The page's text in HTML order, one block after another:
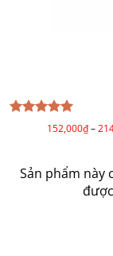
Được xếp152,000₫–
Sản phẩm này